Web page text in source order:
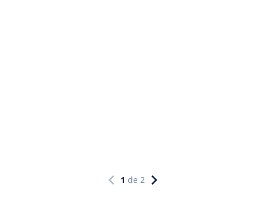
1 de 2